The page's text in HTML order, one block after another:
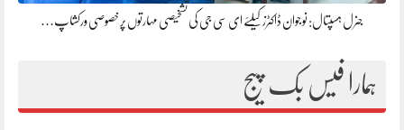
جنرل ہسپتال: نوجوان ڈاکٹرز کیلئے ای سی جی کی تشخیصی مہارتوں پر خصوصی ورکشاپ…
ہمارا فیس بک پیج